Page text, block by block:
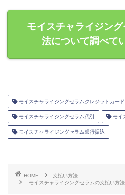
モイスチャライジン
法について調べて
モイスチャライジングセラムクレジットカード
モイスチャライジングセラム代引 モイ
モイスチャライジングセラム銀行振込
HOME
支払い方法
モイスチャライジングセラムの支払い方